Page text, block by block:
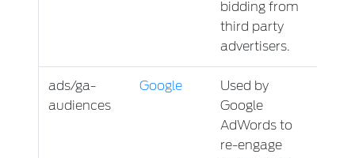
bidding from
third party
advertisers.
ads/ga-
audiences
Google
Used by
Google
AdWords to
re-engage